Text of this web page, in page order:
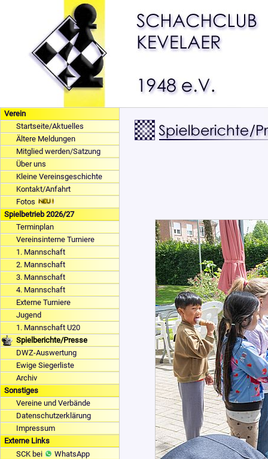
Verein
Startseite/Aktuelles
Ältere Meldungen
Mitglied werden/Satzung
Über uns
Kleine Vereinsgeschichte
Kontakt/Anfahrt
Fotos
Spielbetrieb 2026/27
Terminplan
Vereinsinterne Turniere
1. Mannschaft
2. Mannschaft
3. Mannschaft
4. Mannschaft
Externe Turniere
Jugend
1. Mannschaft U20
Spielberichte/Presse
DWZ-Auswertung
Ewige Siegerliste
Archiv
Sonstiges
Vereine und Verbände
Datenschutzerklärung
Impressum
Externe Links
SCK bei
WhatsApp